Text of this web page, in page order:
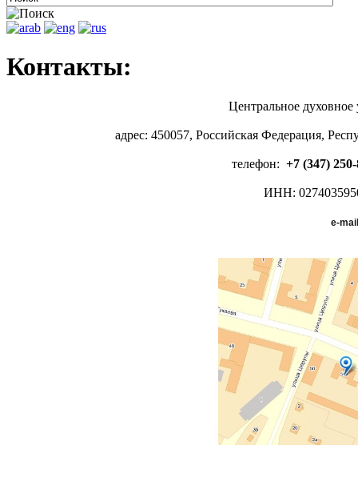
Контакты:
Центральное
адрес: 450057, Российская Федерация,
телефон: +7 (347)
ИНН:
e-